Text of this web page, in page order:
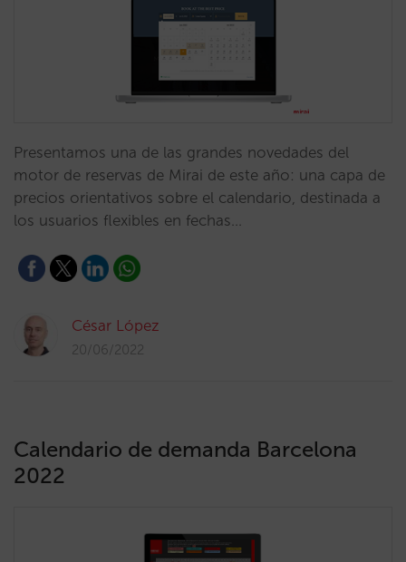
Presentamos una de las grandes novedades del
motor de reservas de Mirai de este año: una capa de
precios orientativos sobre el calendario, destinada a
los usuarios flexibles en fechas…
César López
20/06/2022
Calendario de demanda Barcelona
2022